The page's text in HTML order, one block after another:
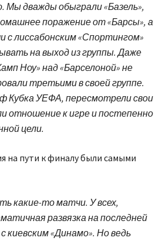
Мы дважды обыграли «Базель»,
поражение от «Барсы», а
с лиссабонским «Спортингом»
на выход из группы. Даже
Ноу» над «Барселоной» не
третьими в своей группе.
Кубка УЕФА, пересмотрели свои
отношение к игре и постепенно
цели.
на пути к финалу были самыми
какие-то матчи. У всех,
развязка на последней
киевским «Динамо». Но ведь